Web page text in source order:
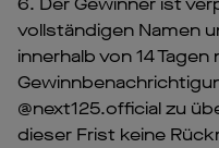
vollständigen Namen
innerhalb von 14
@next125.official zu
dieser Frist keine